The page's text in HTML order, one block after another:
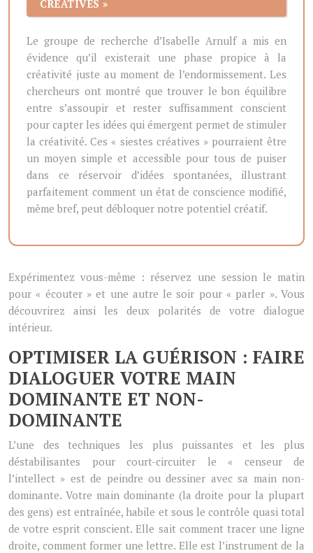
CRÉATIVES »
Le groupe de recherche d’Isabelle Arnulf a mis en
évidence qu’il existerait une phase propice à la
créativité juste au moment de l’endormissement. Les
chercheurs ont montré que trouver le bon équilibre
entre s’assoupir et rester suffisamment conscient
pour capter les idées qui émergent permet de stimuler
la créativité. Ces « siestes créatives » pourraient être
un moyen simple et accessible pour tous de puiser
dans ce réservoir d’idées spontanées, illustrant
parfaitement comment un état de conscience modifié,
même bref, peut débloquer notre potentiel créatif.
Expérimentez vous-même : réservez une session le matin
pour « écouter » et une autre le soir pour « parler ». Vous
découvrirez ainsi les deux polarités de votre dialogue
intérieur.
OPTIMISER LA GUÉRISON : FAIRE
DIALOGUER VOTRE MAIN
DOMINANTE ET NON-
DOMINANTE
L’une des techniques les plus puissantes et les plus
déstabilisantes pour court-circuiter le « censeur de
l’intellect » est de peindre ou dessiner avec sa main non-
dominante. Votre main dominante (la droite pour la plupart
des gens) est entraînée, habile et sous le contrôle quasi total
de votre esprit conscient. Elle sait comment tracer une ligne
droite, comment former une lettre. Elle est l’instrument de la